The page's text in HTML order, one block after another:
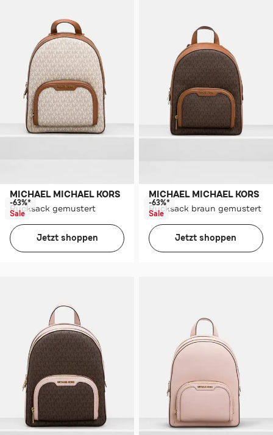
MICHAEL MICHAEL KORS
Rucksack gemustert
-63%*
Sale
Jetzt shoppen
MICHAEL MICHAEL KORS
Rucksack braun gemustert
-63%*
Sale
Jetzt shoppen